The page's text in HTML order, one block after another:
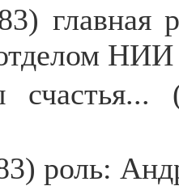
главная
НИИ
роль: